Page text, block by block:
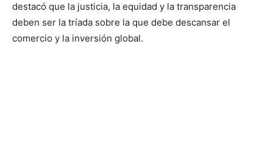
destacó que la justicia, la equidad y la transparencia
deben ser la tríada sobre la que debe descansar el
comercio y la inversión global.